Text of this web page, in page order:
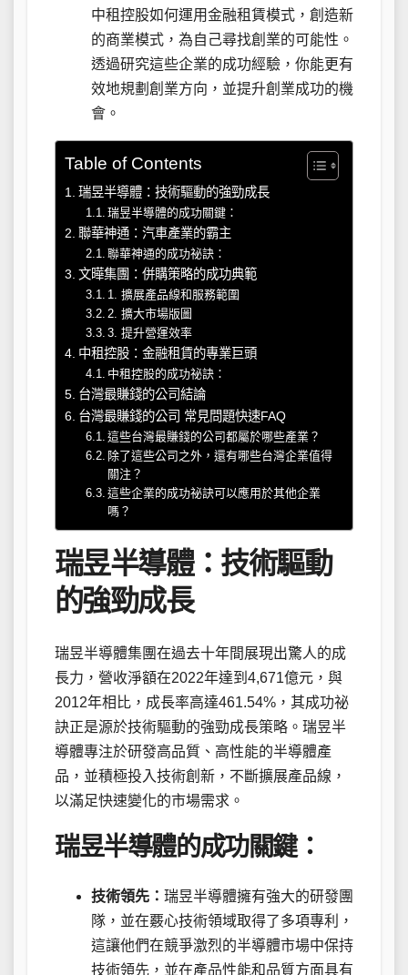
中租控股如何運用金融租賃模式，創造新
的商業模式，為自己尋找創業的可能性。
透過研究這些企業的成功經驗，你能更有
效地規劃創業方向，並提升創業成功的機
會。
Table of Contents
瑞昱半導體：技術驅動的強勁成長
瑞昱半導體的成功關鍵：
聯華神通：汽車產業的霸主
聯華神通的成功祕訣：
文曄集團：併購策略的成功典範
1. 擴展產品線和服務範圍
2. 擴大市場版圖
3. 提升營運效率
中租控股：金融租賃的專業巨頭
中租控股的成功祕訣：
台灣最賺錢的公司結論
台灣最賺錢的公司 常見問題快速FAQ
這些台灣最賺錢的公司都屬於哪些產業？
除了這些公司之外，還有哪些台灣企業值得
關注？
這些企業的成功祕訣可以應用於其他企業
嗎？
瑞昱半導體：技術驅動
的強勁成長
瑞昱半導體集團在過去十年間展現出驚人的成
長力，營收淨額在2022年達到4,671億元，與
2012年相比，成長率高達461.54%，其成功祕
訣正是源於技術驅動的強勁成長策略。瑞昱半
導體專注於研發高品質、高性能的半導體產
品，並積極投入技術創新，不斷擴展產品線，
以滿足快速變化的市場需求。
瑞昱半導體的成功關鍵：
技術領先： 瑞昱半導體擁有強大的研發團
隊，並在覈心技術領域取得了多項專利，
這讓他們在競爭激烈的半導體市場中保持
技術領先，並在產品性能和品質方面具有